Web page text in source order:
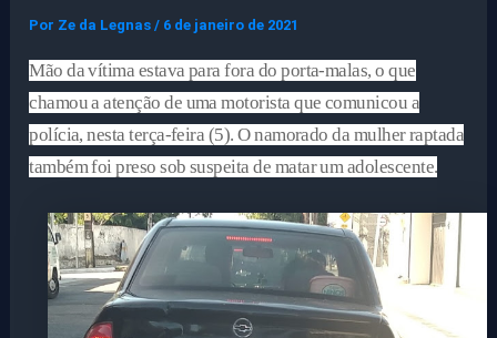
Por Ze da Legnas/ 6 de janeiro de 2021
Mão da vítima estava para fora do porta-malas, o que
chamou a atenção de uma motorista que comunicou a
polícia, nesta terça-feira (5). O namorado da mulher raptada
também foi preso sob suspeita de matar um adolescente.